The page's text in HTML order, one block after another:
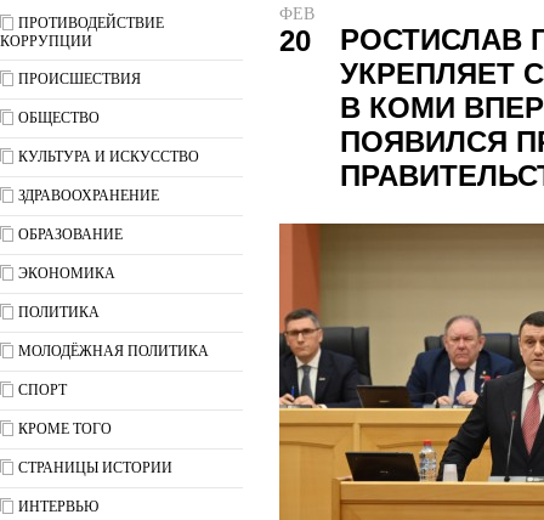
ПРОТИВОДЕЙСТВИЕ
КОРРУПЦИИ
ПРОИСШЕСТВИЯ
ОБЩЕСТВО
КУЛЬТУРА И ИСКУССТВО
ЗДРАВООХРАНЕНИЕ
ОБРАЗОВАНИЕ
ЭКОНОМИКА
ПОЛИТИКА
МОЛОДЁЖНАЯ ПОЛИТИКА
СПОРТ
КРОМЕ ТОГО
СТРАНИЦЫ ИСТОРИИ
ИНТЕРВЬЮ
ФЕВ
20
РОСТИСЛАВ
УКРЕПЛЯЕТ
В КОМИ
ПОЯВИЛСЯ